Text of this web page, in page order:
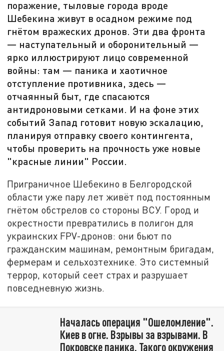
поражение, тыловые города вроде
Шебекина живут в осадном режиме под
гнётом вражеских дронов. Эти два фронта
— наступательный и оборонительный —
ярко иллюстрируют лицо современной
войны: там — паника и хаотичное
отступление противника, здесь —
отчаянный быт, где спасаются
антидроновыми сетками. И на фоне этих
событий Запад готовит новую эскалацию,
планируя отправку своего контингента,
чтобы проверить на прочность уже новые
"красные линии" России.
Приграничное Шебекино в Белгородской
области уже пару лет живёт под постоянным
гнётом обстрелов со стороны ВСУ. Город и
окрестности превратились в полигон для
украинских FPV-дронов: они бьют по
гражданским машинам, ремонтным бригадам,
фермерам и сельхозтехнике. Это системный
террор, который сеет страх и разрушает
повседневную жизнь.
Началась операция "Ошеломление".
Киев в огне. Взрывы за взрывами. В
Покровске паника. Такого окружения